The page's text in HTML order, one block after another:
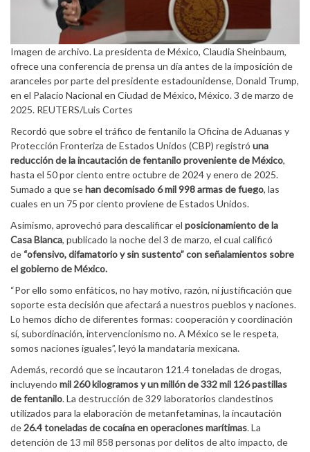
Imagen de archivo. La presidenta de México, Claudia Sheinbaum,
ofrece una conferencia de prensa un día antes de la imposición de
aranceles por parte del presidente estadounidense, Donald Trump,
en el Palacio Nacional en Ciudad de México, México. 3 de marzo de
2025. REUTERS/Luis Cortes
Recordó que sobre el tráfico de fentanilo la Oficina de Aduanas y
Protección Fronteriza de Estados Unidos (CBP) registró una
reducción de la incautación de fentanilo proveniente de México,
hasta el 50 por ciento entre octubre de 2024 y enero de 2025.
Sumado a que sehan decomisado 6 mil 998 armas de fuego, las
cuales en un 75 por ciento proviene de Estados Unidos.
Asimismo, aprovechó para descalificar el posicionamiento de la
Casa Blanca, publicado la noche del 3 de marzo, el cual calificó
de “ofensivo, difamatorio y sin sustento” con señalamientos sobre
el gobierno de México.
“Por ello somo enfáticos, no hay motivo, razón, ni justificación que
soporte esta decisión que afectará a nuestros pueblos y naciones.
Lo hemos dicho de diferentes formas: cooperación y coordinación
sí, subordinación, intervencionismo no. A México se le respeta,
somos naciones iguales”, leyó la mandataria mexicana.
Además, recordó que se incautaron 121.4 toneladas de drogas,
incluyendo mil 260 kilogramos y un millón de 332 mil 126 pastillas
de fentanilo. La destrucción de 329 laboratorios clandestinos
utilizados para la elaboración de metanfetaminas, la incautación
de26.4 toneladas de cocaína en operaciones marítimas. La
detención de 13 mil 858 personas por delitos de alto impacto, de